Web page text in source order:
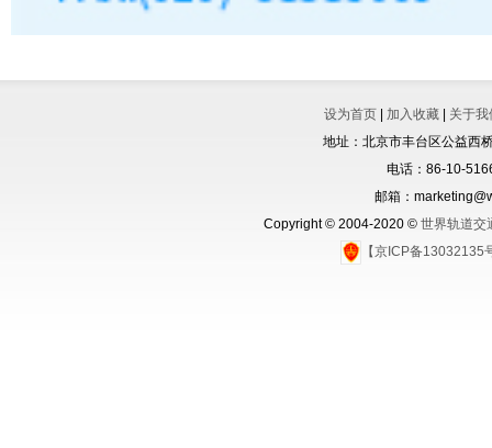
设为首页 加入收藏
关于我
地址：北京市丰台区公益西
电话：86-10-
邮箱：
Copyright © 2004-2020 © 世界轨道交
【京ICP备13032135